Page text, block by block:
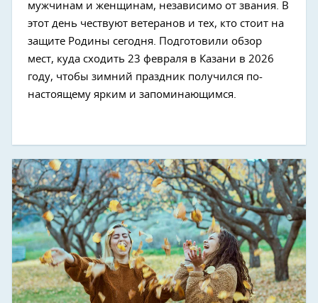
мужчинам и женщинам, независимо от звания. В
этот день чествуют ветеранов и тех, кто стоит на
защите Родины сегодня. Подготовили обзор
мест, куда сходить 23 февраля в Казани в 2026
году, чтобы зимний праздник получился по-
настоящему ярким и запоминающимся.